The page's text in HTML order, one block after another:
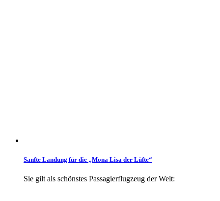
Sanfte Landung für die „Mona Lisa der Lüfte“
Sie gilt als schönstes Passagierflugzeug der Welt: